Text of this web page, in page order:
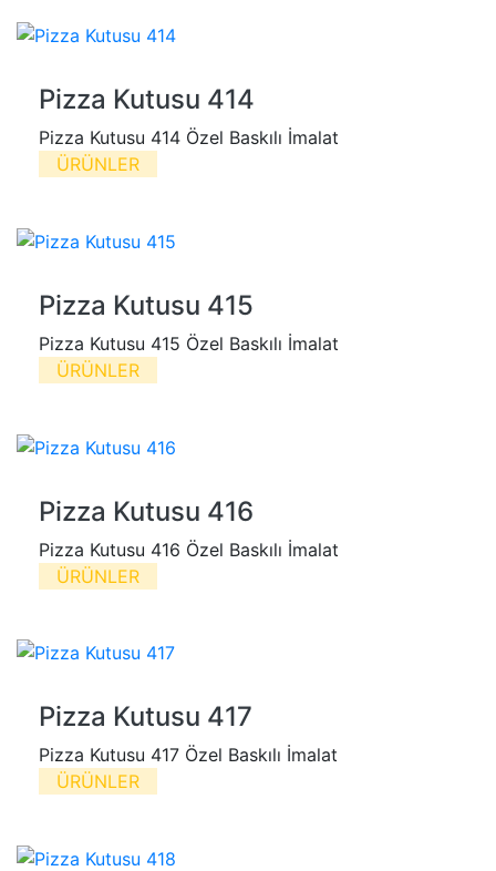
Pizza Kutusu 414
Pizza Kutusu 414 Özel Baskılı İmalat
ÜRÜNLER
Pizza Kutusu 415
Pizza Kutusu 415 Özel Baskılı İmalat
ÜRÜNLER
Pizza Kutusu 416
Pizza Kutusu 416 Özel Baskılı İmalat
ÜRÜNLER
Pizza Kutusu 417
Pizza Kutusu 417 Özel Baskılı İmalat
ÜRÜNLER